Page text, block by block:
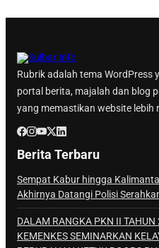
Rubrik adalah tema
portal berita, majalah dan blog
yang memastikan website lebih
Berita Terbaru
Sempat Kabur hingga
Akhirnya Datangi Polisi
DALAM RANGKA PKN II
KEMENKES SEMINARKAN